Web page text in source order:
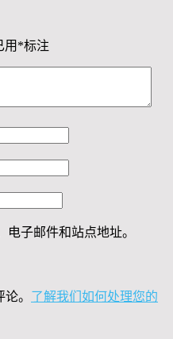
用 *标注
子邮件和站点地址。
。 了解我们如何处理您的